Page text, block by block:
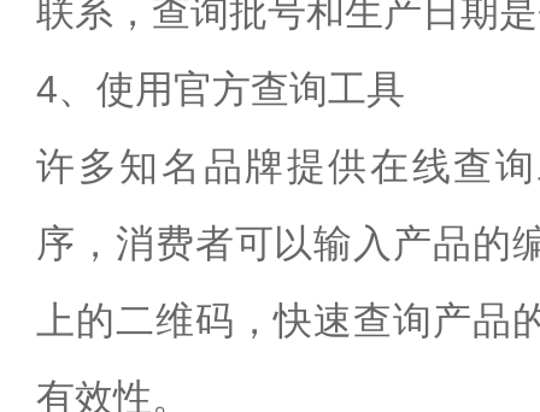
联系，查询批号和生产日期
4、使用官方查询工具
许多知名品牌提供在线查
序，消费者可以输入产品的
上的二维码，快速查询产品
有效性。